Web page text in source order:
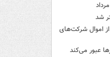
تومان از اموال شرکت‌های
عبور می‌کند